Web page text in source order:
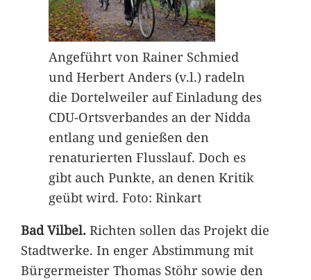
Angeführt von Rainer Schmied
und Herbert Anders (v.l.) radeln
die Dortelweiler auf Einladung des
CDU-Ortsverbandes an der Nidda
entlang und genießen den
renaturierten Flusslauf. Doch es
gibt auch Punkte, an denen Kritik
geübt wird. Foto: Rinkart
Bad Vilbel.Richten sollen das Projekt die
Stadtwerke. In enger Abstimmung mit
Bürgermeister Thomas Stöhr sowie den